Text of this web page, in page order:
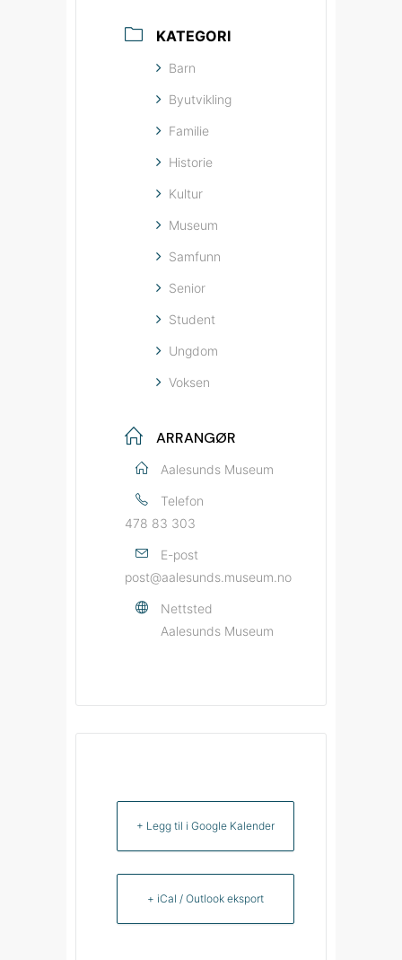
KATEGORI
Barn
Byutvikling
Familie
Historie
Kultur
Museum
Samfunn
Senior
Student
Ungdom
Voksen
ARRANGØR
Aalesunds Museum
Telefon
478 83 303
E-post
post@aalesunds.museum.no
Nettsted
Aalesunds Museum
+ Legg til i Google Kalender
+ iCal / Outlook eksport